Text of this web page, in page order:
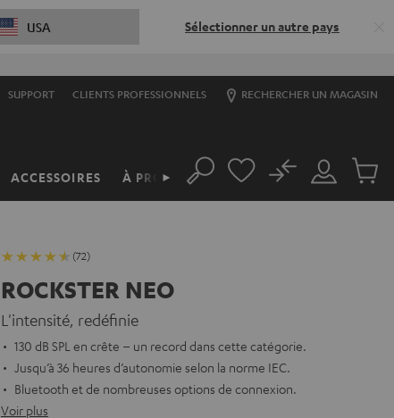
USA Sélectionner un autre pays
SUPPORT CLIENTS PROFESSIONNELS RECHERCHER UN MAGASIN
ACCESSOIRES À PROPOS
► Rechercher
Mon
compte
No
(72)
ROCKSTER NEO
L'intensité, redéfinie
130 dB SPL en crête – un record dans cette catégorie.
Jusqu’à 36 heures d’autonomie selon la norme IEC.
Bluetooth et de nombreuses options de connexion.
Voir plus